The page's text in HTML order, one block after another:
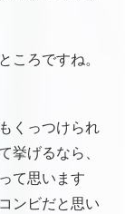
ろですね。
くっつけられ
挙げるなら、
て思います
ンビだと思い